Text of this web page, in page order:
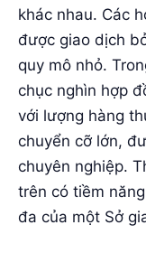
khác nhau. Các
được giao dịch
quy mô nhỏ.
chục nghìn hợp
với lượng hàng
chuyển cỡ lớn,
chuyên nghiệp.
trên có tiềm
đa của một Sở